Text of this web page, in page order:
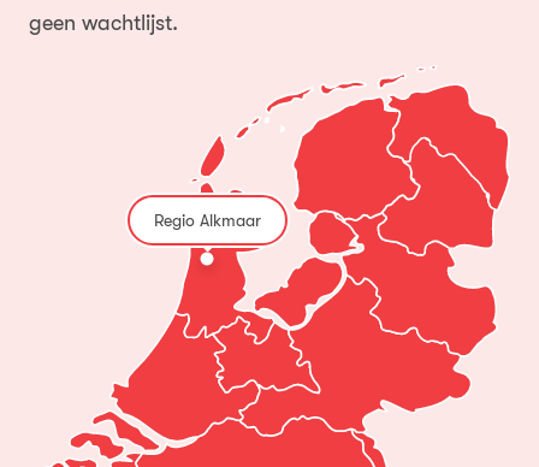
geen wachtlijst.
Regio Alkmaar